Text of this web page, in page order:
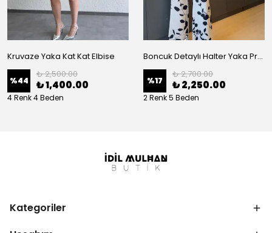
Kruvaze Yaka Kat Kat Elbise
%44
₺ 2,500.00
₺ 1,400.00
4 Renk 4 Beden
Boncuk Detaylı Halter Yaka Premium Takım
%17
₺ 2,700.00
₺ 2,250.00
2 Renk 5 Beden
Kategoriler